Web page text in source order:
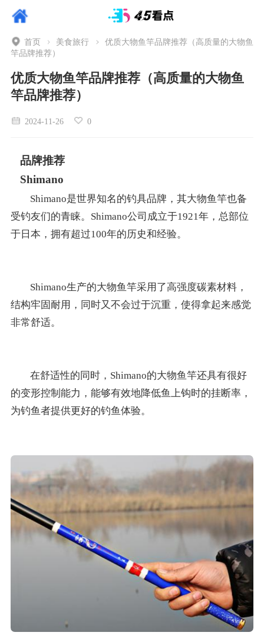
首页 美食旅行
优质大物鱼竿品牌推荐（高质量的大物鱼
竿品牌推荐）
优质大物鱼竿品牌推荐（高质量的大物鱼
竿品牌推荐）
2024-11-26 0
品牌推荐
Shimano
Shimano是世界知名的钓具品牌，其大物鱼竿也备
受钓友们的青睐。Shimano公司成立于1921年，总部位
于日本，拥有超过100年的历史和经验。
Shimano生产的大物鱼竿采用了高强度碳素材料，
结构牢固耐用，同时又不会过于沉重，使得拿起来感觉
非常舒适。
在舒适性的同时，Shimano的大物鱼竿还具有很好
的变形控制能力，能够有效地降低鱼上钩时的挂断率，
为钓鱼者提供更好的钓鱼体验。